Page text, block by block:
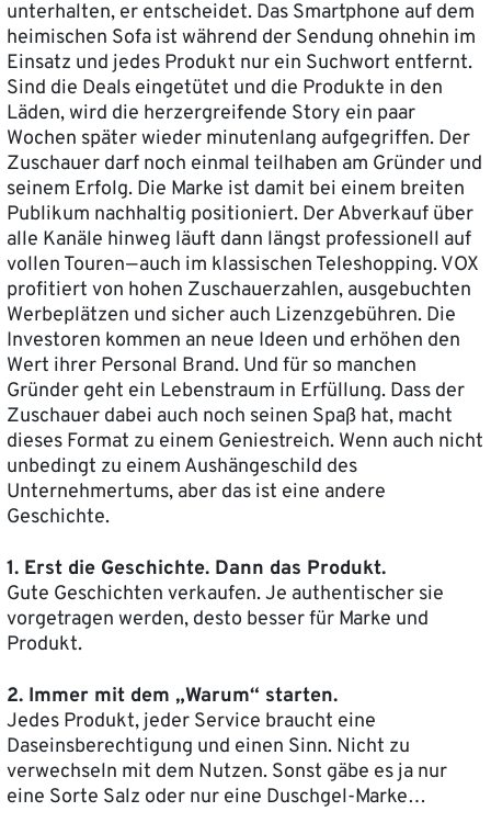
unterhalten, er entscheidet. Das Smartphone auf dem
heimischen Sofa ist während der Sendung ohnehin im
Einsatz und jedes Produkt nur ein Suchwort entfernt.
Sind die Deals eingetütet und die Produkte in den
Läden, wird die herzergreifende Story ein paar
Wochen später wieder minutenlang aufgegriffen. Der
Zuschauer darf noch einmal teilhaben am Gründer und
seinem Erfolg. Die Marke ist damit bei einem breiten
Publikum nachhaltig positioniert. Der Abverkauf über
alle Kanäle hinweg läuft dann längst professionell auf
vollen Touren — auch im klassischen Teleshopping. VOX
profitiert von hohen Zuschauerzahlen, ausgebuchten
Werbeplätzen und sicher auch Lizenzgebühren. Die
Investoren kommen an neue Ideen und erhöhen den
Wert ihrer Personal Brand. Und für so manchen
Gründer geht ein Lebenstraum in Erfüllung. Dass der
Zuschauer dabei auch noch seinen Spaß hat, macht
dieses Format zu einem Geniestreich. Wenn auch nicht
unbedingt zu einem Aushängeschild des
Unternehmertums, aber das ist eine andere
Geschichte.
1. Erst die Geschichte. Dann das Produkt.
Gute Geschichten verkaufen. Je authentischer sie
vorgetragen werden, desto besser für Marke und
Produkt.
2. Immer mit dem „Warum“ starten.
Jedes Produkt, jeder Service braucht eine
Daseinsberechtigung und einen Sinn. Nicht zu
verwechseln mit dem Nutzen. Sonst gäbe es ja nur
eine Sorte Salz oder nur eine Duschgel-Marke…